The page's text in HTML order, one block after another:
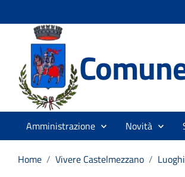
Amministrazione Novità
Home / Vivere Castelmezzano / Luoghi